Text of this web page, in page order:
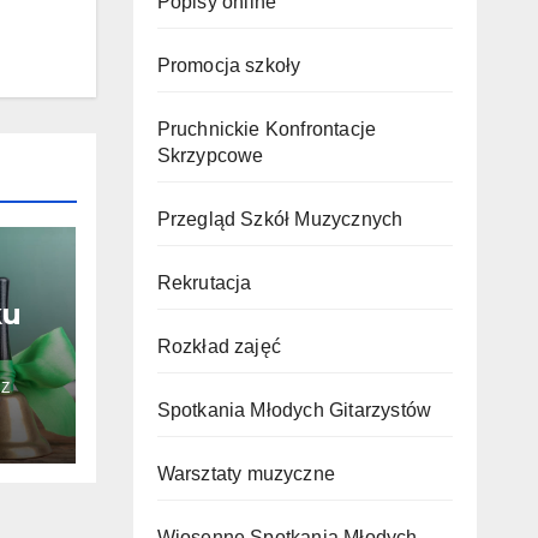
Promocja szkoły
Pruchnickie Konfrontacje
Skrzypcowe
Przegląd Szkół Muzycznych
Rekrutacja
Rozkład zajęć
Spotkania Młodych Gitarzystów
Warsztaty muzyczne